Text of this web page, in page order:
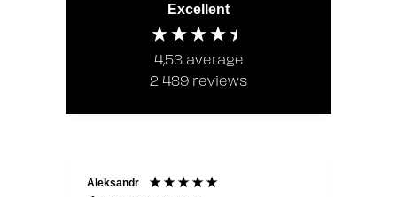
Excellent
4,53 average
2 489 reviews
Aleksandr